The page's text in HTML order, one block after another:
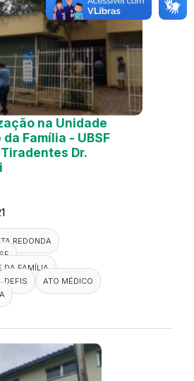
na Unidade
Família - UBSF
Dr.
REDONDA
DA FAMÍLIA
DEFIS
ATO MÉDICO